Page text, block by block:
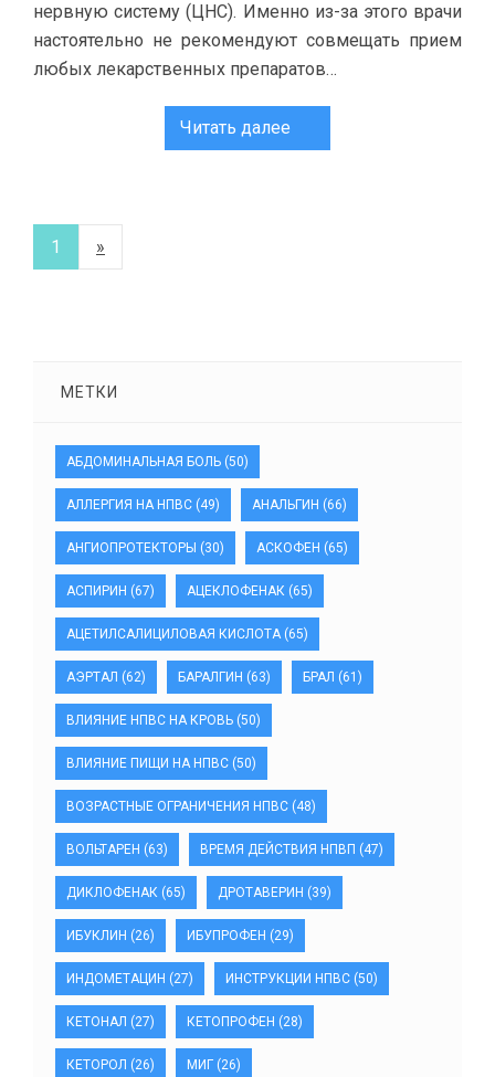
нервную систему (ЦНС). Именно из-за этого врачи
настоятельно не рекомендуют совмещать прием
любых лекарственных препаратов…
Читать далее
1 »
МЕТКИ
АБДОМИНАЛЬНАЯ БОЛЬ (50)
АЛЛЕРГИЯ НА НПВС (49) АНАЛЬГИН (66)
АНГИОПРОТЕКТОРЫ (30) АСКОФЕН (65)
АСПИРИН (67) АЦЕКЛОФЕНАК (65)
АЦЕТИЛСАЛИЦИЛОВАЯ КИСЛОТА(65)
АЭРТАЛ (62) БАРАЛГИН (63) БРАЛ (61)
ВЛИЯНИЕ НПВС НА КРОВЬ (50)
ВЛИЯНИЕ ПИЩИ НА НПВС (50)
ВОЗРАСТНЫЕ ОГРАНИЧЕНИЯ НПВС (48)
ВОЛЬТАРЕН (63) ВРЕМЯ ДЕЙСТВИЯ НПВП (47)
ДИКЛОФЕНАК (65) ДРОТАВЕРИН (39)
ИБУКЛИН (26) ИБУПРОФЕН (29)
ИНДОМЕТАЦИН (27) ИНСТРУКЦИИ НПВС (50)
КЕТОНАЛ (27) КЕТОПРОФЕН (28)
КЕТОРОЛ (26) МИГ (26)